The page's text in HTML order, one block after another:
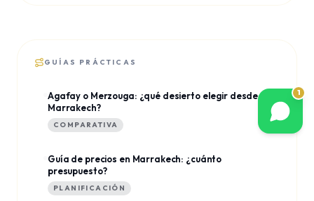
GUÍAS PRÁCTICAS
Agafay o Merzouga: ¿qué desierto elegir desde
Marrakech?
COMPARATIVA
Guía de precios en Marrakech: ¿cuánto
presupuesto?
PLANIFICACIÓN
1